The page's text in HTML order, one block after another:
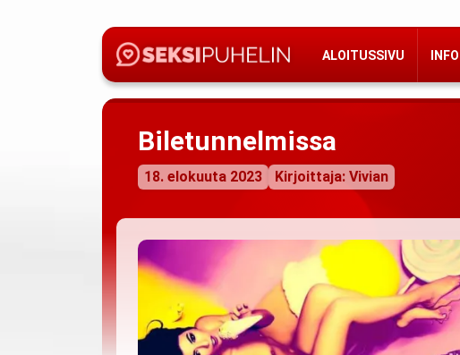
ALOITUSSIVU
Biletunnelmissa
18. elokuuta 2023 Kirjoittaja: Vivian